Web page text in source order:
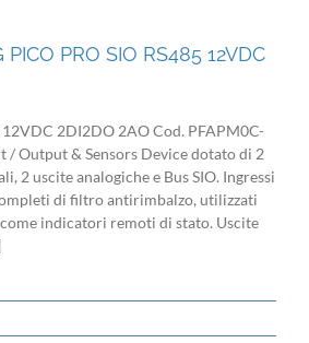
PRO SIO RS485 12VDC
12VDC 2DI2DO 2AO Cod. PFAPM0C-
/ Output & Sensors Device dotato di 2
2 uscite analogiche e Bus SIO. Ingressi
di filtro antirimbalzo, utilizzati
indicatori remoti di stato. Uscite